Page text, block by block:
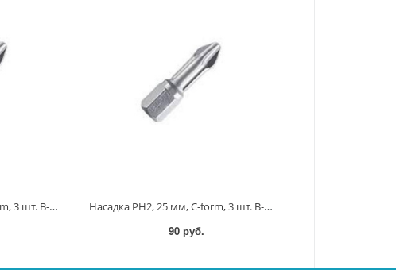
Насадка PH3, 25 мм, C-form, 3 шт. B-23472 B-23472
Насадка PH2, 25 мм, C-form, 3 шт. B-23466 B-23466
90 руб.